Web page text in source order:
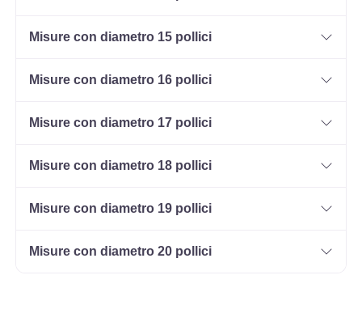
Misure con diametro 15 pollici
Misure con diametro 16 pollici
Misure con diametro 17 pollici
Misure con diametro 18 pollici
Misure con diametro 19 pollici
Misure con diametro 20 pollici